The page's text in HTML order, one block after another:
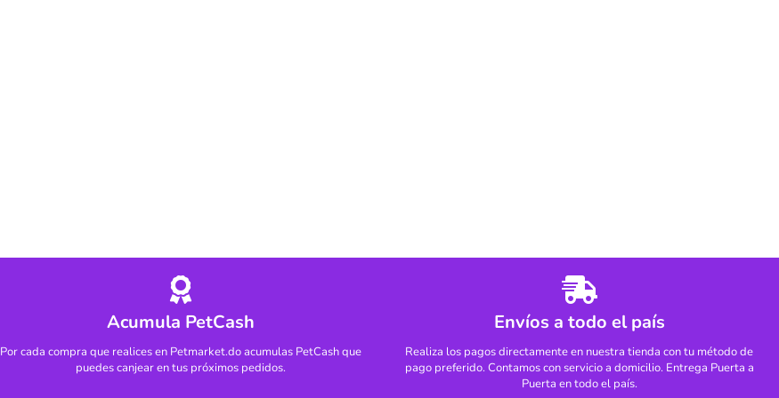
Acumula PetCash
Por cada compra que realices en Petmarket.do acumulas PetCash que
puedes canjear en tus próximos pedidos.
Envíos a todo el país
Realiza los pagos directamente en nuestra tienda con tu método de
pago preferido. Contamos con servicio a domicilio. Entrega Puerta a
Puerta en todo el país.